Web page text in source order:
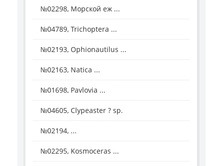
№02298, Морской еж ...
№04789, Trichoptera ...
№02193, Ophionautilus ...
№02163, Natica ...
№01698, Pavlovia ...
№04605, Clypeaster ? sp.
№02194, ...
№02295, Kosmoceras ...